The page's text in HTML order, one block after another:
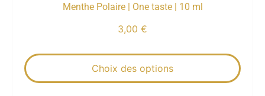
Menthe Polaire | One taste | 10 ml
3,00 €
Choix des options